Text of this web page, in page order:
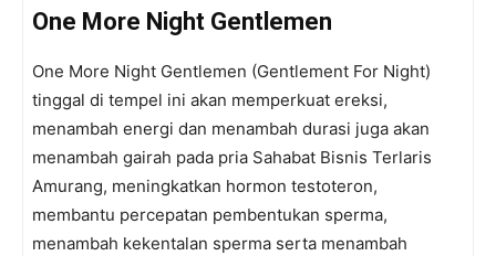
One More Night Gentlemen
One More Night Gentlemen (Gentlement For Night)
tinggal di tempel ini akan memperkuat ereksi,
menambah energi dan menambah durasi juga akan
menambah gairah pada pria Sahabat Bisnis Terlaris
Amurang, meningkatkan hormon testoteron,
membantu percepatan pembentukan sperma,
menambah kekentalan sperma serta menambah